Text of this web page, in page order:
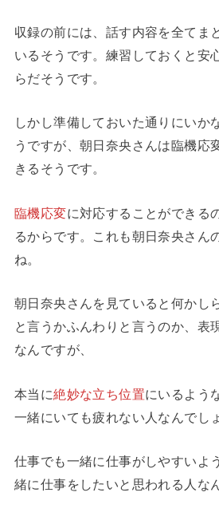
収録の前には、話す内容を全てま
いるそうです。練習しておくと安
らだそうです。
しかし準備しておいた通りにいか
うですが、朝日奈央さんは臨機応
きるそうです。
臨機応変に対応することができる
るからです。これも朝日奈央さん
ね。
朝日奈央さんを見ていると何かし
と言うかふんわりと言うのか、表
なんですが、
本当に絶妙な立ち位置にいるよう
一緒にいても疲れない人なんでし
仕事でも一緒に仕事がしやすいよ
緒に仕事をしたいと思われる人な